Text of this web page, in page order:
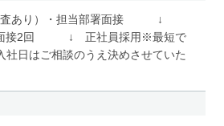
検査あり）・担当部署面接 ↓
2回 ↓ 正社員採用※最短で
社日はご相談のうえ決めさせていた